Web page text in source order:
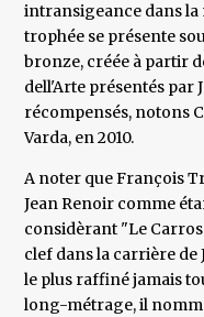
intransigeance dans la
trophée se présente
bronze, créée à partir
dell'Arte présentés par
récompensés, notons
Varda, en 2010.
A noter que François
Jean Renoir comme
considèrant "Le
clef dans la carrière de
le plus raffiné jamais
long-métrage, il